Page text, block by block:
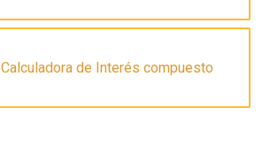
Calculadora de Interés compuesto